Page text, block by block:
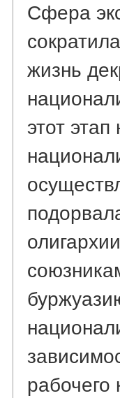
Сфера
жизнь
этот
рабочего